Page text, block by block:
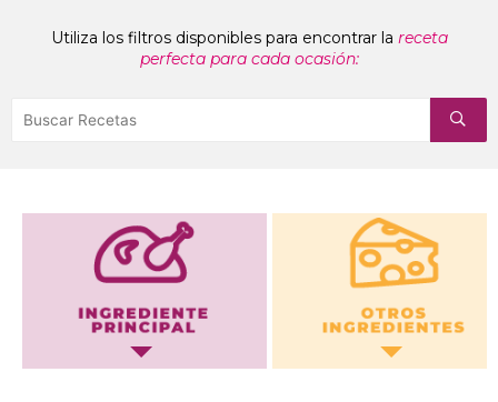
Utiliza los filtros disponibles para encontrar la receta
perfecta para cada ocasión:
Otros Ingredientes